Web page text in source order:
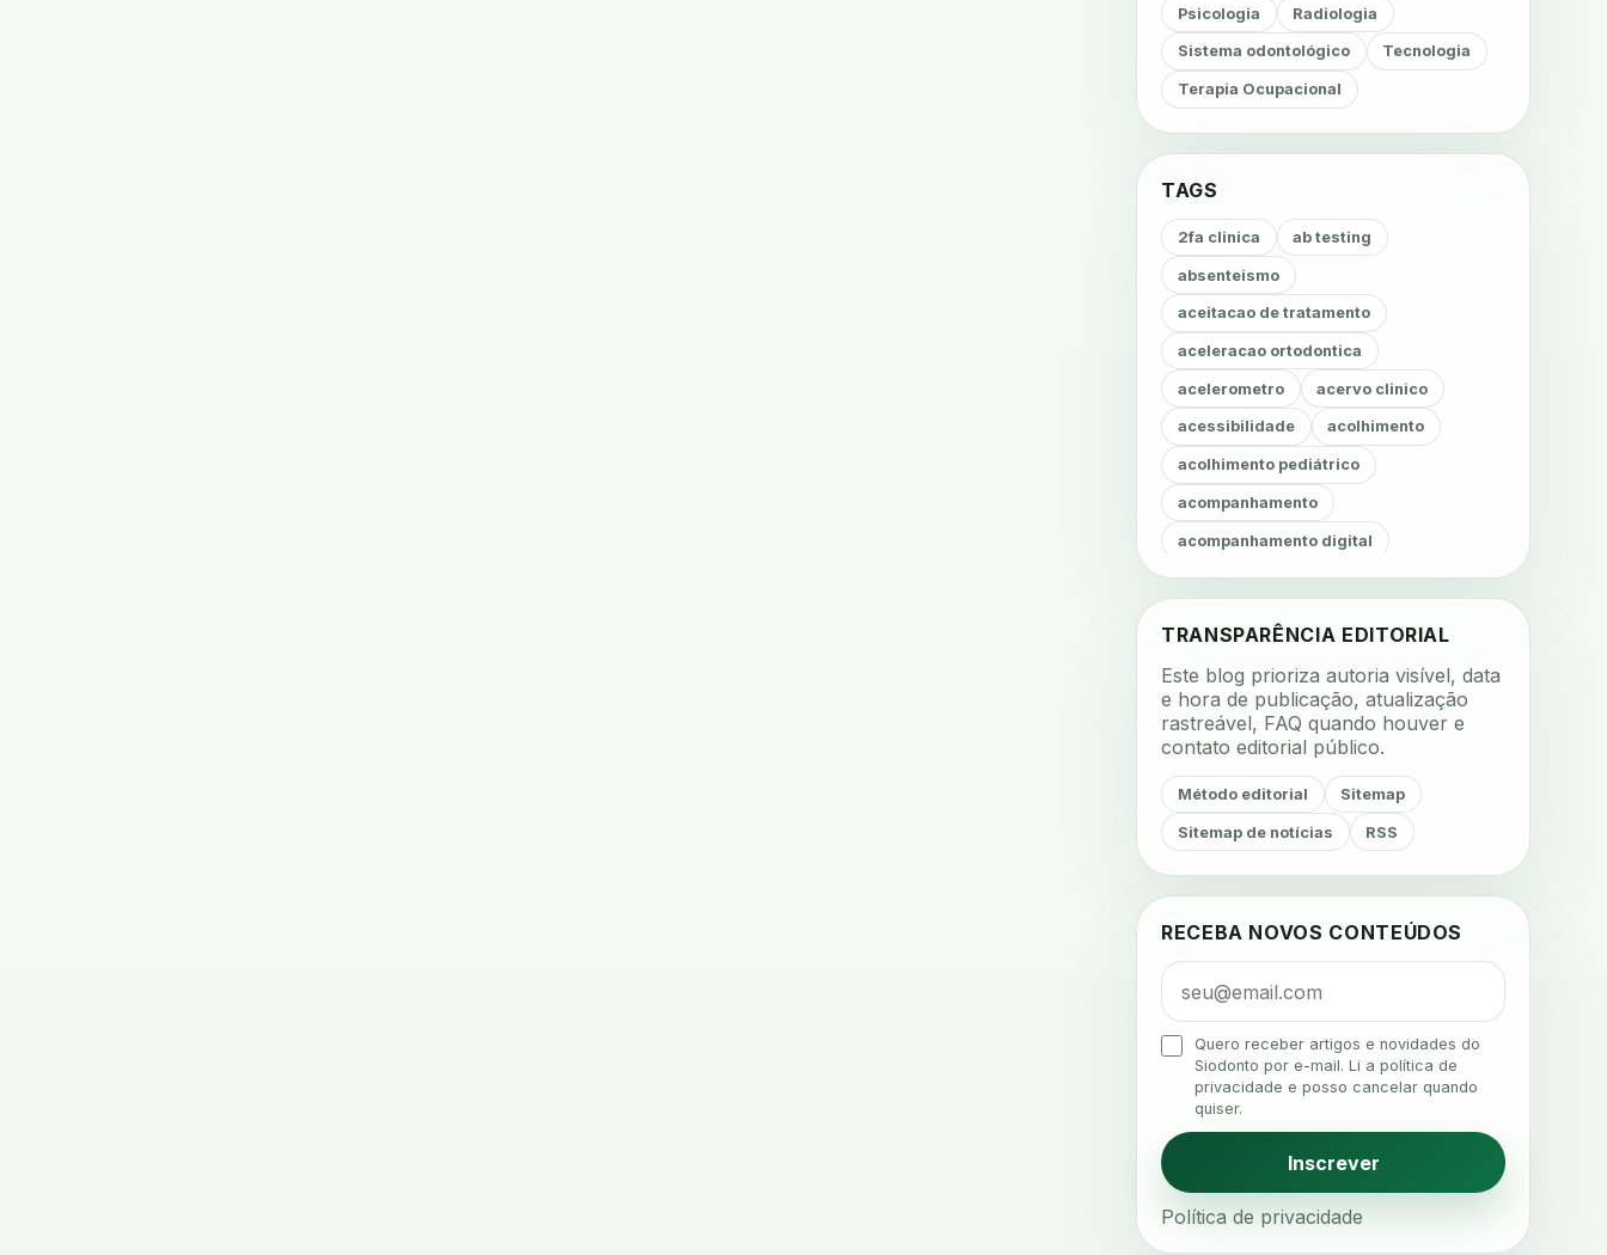
Psicologia Radiologia
Sistema odontológico Tecnologia
Terapia Ocupacional
TAGS
2fa clinica ab testing
absenteismo
aceitacao de tratamento
aceleracao ortodontica
acelerometro acervo clinico
acessibilidade acolhimento
acolhimento pediátrico
acompanhamento
acompanhamento digital
acompanhamento fonoaudiológico
acompanhamento terapêutico
acustica acustica clinica
adesao do paciente
adesao odontologica
aerossois
agenda agenda clinica
agenda inteligente
agenda odontologica
agendamento
agendamento digital
agua da cadeira ajuste estetico
TRANSPARÊNCIA EDITORIAL
Este blog prioriza autoria visível, data
e hora de publicação, atualização
rastreável, FAQ quando houver e
contato editorial público.
Método editorial Sitemap
Sitemap de notícias RSS
RECEBA NOVOS CONTEÚDOS
Quero receber artigos e novidades do
Siodonto por e-mail. Li a política de
privacidade e posso cancelar quando
quiser.
Inscrever
Política de privacidade